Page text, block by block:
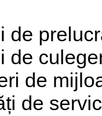
de
de
de
de